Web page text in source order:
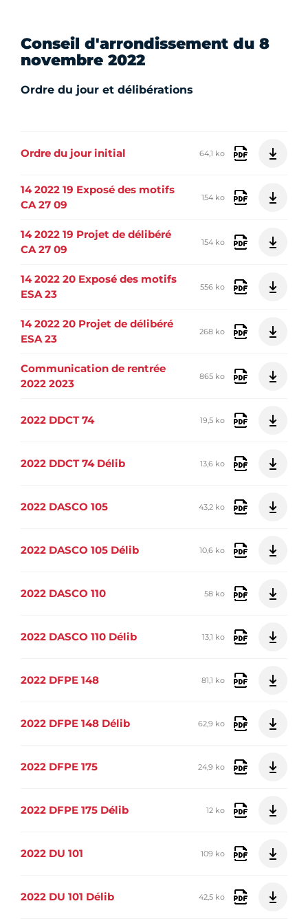
Conseil d'arrondissement du 8
novembre 2022
Ordre du jour et délibérations
Ordre du jour initial 64,1 ko
14 2022 19 Exposé des motifs
CA 27 09
154 ko
14 2022 19 Projet de délibéré
CA 27 09
154 ko
14 2022 20 Exposé des motifs
ESA 23
556 ko
14 2022 20 Projet de délibéré
ESA 23
268 ko
Communication de rentrée
2022 2023
865 ko
2022 DDCT 74 19,5 ko
2022 DDCT 74 Délib 13,6 ko
2022 DASCO 105 43,2 ko
2022 DASCO 105 Délib 10,6 ko
2022 DASCO 110 58 ko
2022 DASCO 110 Délib 13,1 ko
2022 DFPE 148 81,1 ko
2022 DFPE 148 Délib 62,9 ko
2022 DFPE 175 24,9 ko
2022 DFPE 175 Délib 12 ko
2022 DU 101 109 ko
2022 DU 101 Délib 42,5 ko